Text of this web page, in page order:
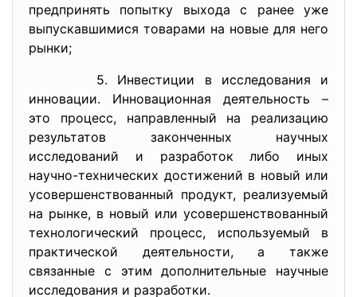
предпринять попытку выхода с ранее уже
выпускавшимися товарами на новые для него
рынки;
5. Инвестиции в исследования и
инновации. Инновационная деятельность –
это процесс, направленный на реализацию
результатов законченных научных
исследований и разработок либо иных
научно-технических достижений в новый или
усовершенствованный продукт, реализуемый
на рынке, в новый или усовершенствованный
технологический процесс, используемый в
практической деятельности, а также
связанные с этим дополнительные научные
исследования и разработки.